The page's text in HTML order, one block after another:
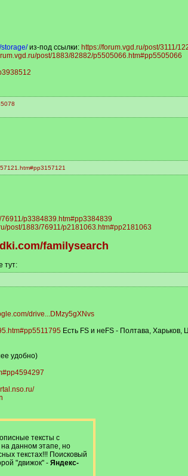
из-под ссылки: https://forum.vgd.ru/post/3111/
post/1883/82882/p5505066.htm#pp5505066
p3384839.htm#pp3384839
post/1883/76911/p2181063.htm#pp2181063
familysearch
тут:
drive...DMzy5gXNvs
Есть FS и неFS - Полтава,
удобно)
тексты с
данном этапе, но
текстах!!! Поисковый
"движок" - Яндекс-